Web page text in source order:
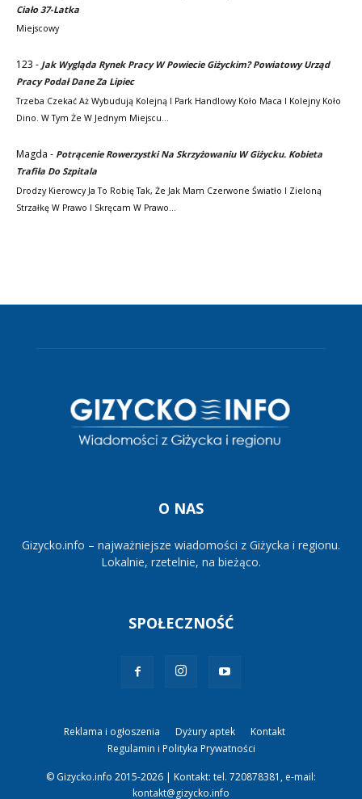
Ciało 37-Latka
Miejscowy
123 - Jak Wygląda Rynek Pracy W Powiecie Giżyckim? Powiatowy Urząd
Pracy Podał Dane Za Lipiec
Trzeba Czekać Aż Wybudują Kolejną I Park Handlowy Koło Maca I Kolejny Koło
Dino. W Tym Że W Jednym Miejscu…
Magda - Potrącenie Rowerzystki Na Skrzyżowaniu W Giżycku. Kobieta
Trafiła Do Szpitala
Drodzy Kierowcy Ja To Robię Tak, Że Jak Mam Czerwone Światło I Zieloną
Strzałkę W Prawo I Skręcam W Prawo…
O NAS
Gizycko.info – najważniejsze wiadomości z Giżycka i regionu.
Lokalnie, rzetelnie, na bieżąco.
SPOŁECZNOŚĆ
Reklama i ogłoszenia Dyżury aptek
Kontakt
Regulamin i Polityka Prywatności
© Gizycko.info 2015-2026 | Kontakt: tel. 720878381, e-mail:
kontakt@gizycko.info